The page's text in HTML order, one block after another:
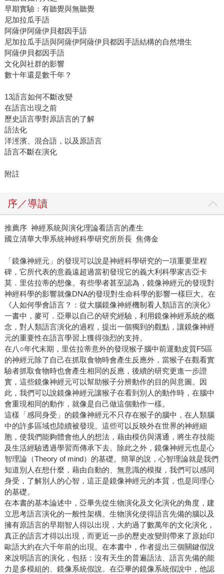
早期實驗：有聽覺與無聽覺
尼加拉瓜手語
阿薩伊阿薩伊貝都因手語
尼加拉瓜手語與阿薩伊阿薩伊貝都因手語結構的自然增生
阿薩伊貝都因手語
文化與社群的影響
數十年還是數千年？
13語言如何不斷改變
在語言出現之前
歷史語言學對原語言的了解
語法化
洋涇濱、混合語，以及原語言
語言不斷在演化
附註
序／導讀
推薦序 神經系統與演化理論看語言的產生
國立清華大學系統神經科學研究所所長 焦傳金
「鏡像神經元」的發現可以說是神經科學研究的一項重要里程
碑，它所代表的意義遠超過當初發現它的義大利科學家吉亞卡
莫．里佐拉蒂的想像。有些學者甚至認為，鏡像神經元的發現對
神經科學的影響就像DNA的發現對生命科學的影響一樣巨大。在
《人如何學會語言？：從大腦鏡像神經機制看人類語言的演化》
一書中，麥可．亞畢以自己的研究經驗，利用鏡像神經系統的概
念，對人類語言演化的過程，提出一個獨到的觀點，讓鏡像神經
元的重要性在語言學習上獲得強烈的支持。
在八○年代末期，里佐拉蒂意外的發現猴子腦中前運動皮質F5區
的神經元除了自己在抓取食物時會產生反應外，當猴子在觀看實
驗者抓取食物時也會產生相同的反應，後續的研究更進一步證
實，這些鏡像神經元可以幫助猴子分辨動作的目的與意圖。因
此，我們可以說鏡像神經元讓猴子在看到別人的動作時，在腦中
會重現相同的動作，就像是自己做這個動作一樣。
這樣「感同身受」的鏡像神經元不只存在猴子的腦中，在人類腦
中的許多區域也陸續被發現。這些可以反映外在世界的神經細
胞，使我們能夠體會他人的想法，藉由模仿與溝通，將生存技能
及生活經驗透過學習而傳承下去。除此之外，鏡像神經元也是心
智理論（Theory of mind）的基礎。簡單的說，心智理論就是我們
知道別人在想什麼，藉由自動的、無意識的模擬，我們可以感同
身受，了解別人的心智，這正是鏡像神經元的本質，也是同理心
的基礎。
在本書的基本論述中，亞畢先從生物演化及文化演化的角度，建
立思考語言演化的一般性架構。生物演化使得語言先備的腦以及
擁有原語言的早期智人得以出現，大約過了數萬年的文化演化，
真正的語言才得以出現，而更近一步的歷史改變則帶來了原始印
歐語大約在六千年前的出現。在本書中，作者提出三個關鍵假說
來說明語言的演化，包括：沒有天生的普遍語法、語言先備的能
力是多模組的、鏡像系統假說。在亞畢的鏡像系統假說中，他認